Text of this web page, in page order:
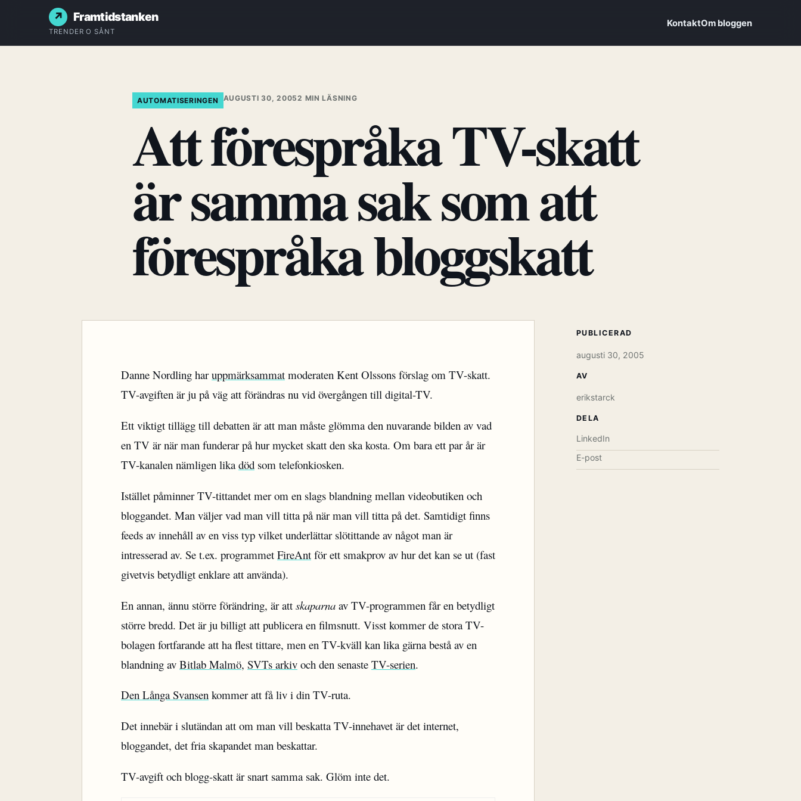
Framtidstanken
TRENDER O SÅNT
KontaktOm bloggen
AUTOMATISERINGEN AUGUSTI 30, 20052 MIN LÄSNING
Att förespråka TV-skatt
är samma sak som att
förespråka bloggskatt
Danne Nordling haruppmärksammat moderaten Kent Olssons förslag om TV-skatt.
TV-avgiften är ju på väg att förändras nu vid övergången till digital-TV.
Ett viktigt tillägg till debatten är att man måste glömma den nuvarande bilden av vad
en TV är när man funderar på hur mycket skatt den ska kosta. Om bara ett par år är
TV-kanalen nämligen likadöd som telefonkiosken.
Istället påminner TV-tittandet mer om en slags blandning mellan videobutiken och
bloggandet. Man väljer vad man vill titta på när man vill titta på det. Samtidigt finns
feeds av innehåll av en viss typ vilket underlättar slötittande av något man är
intresserad av. Se t.ex. programmet FireAnt för ett smakprov av hur det kan se ut (fast
givetvis betydligt enklare att använda).
En annan, ännu större förändring, är att skaparna av TV-programmen får en betydligt
större bredd. Det är ju billigt att publicera en filmsnutt. Visst kommer de stora TV-
bolagen fortfarande att ha flest tittare, men en TV-kväll kan lika gärna bestå av en
blandning av Bitlab Malmö, SVTs arkiv och den senaste TV-serien.
Den Långa Svansen kommer att få liv i din TV-ruta.
Det innebär i slutändan att om man vill beskatta TV-innehavet är det internet,
bloggandet, det fria skapandet man beskattar.
TV-avgift och blogg-skatt är snart samma sak. Glöm inte det.
PUBLICERAD
augusti 30, 2005
AV
erikstarck
DELA
LinkedIn
E-post